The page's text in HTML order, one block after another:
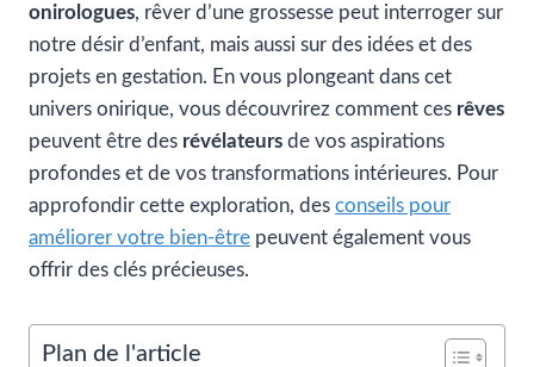
onirologues, rêver d’une grossesse peut interroger sur
notre désir d’enfant, mais aussi sur des idées et des
projets en gestation. En vous plongeant dans cet
univers onirique, vous découvrirez comment ces rêves
peuvent être des révélateurs de vos aspirations
profondes et de vos transformations intérieures. Pour
approfondir cette exploration, des conseils pour
améliorer votre bien-être peuvent également vous
offrir des clés précieuses.
Plan de l'article